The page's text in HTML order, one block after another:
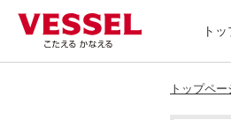
ト
トップペー